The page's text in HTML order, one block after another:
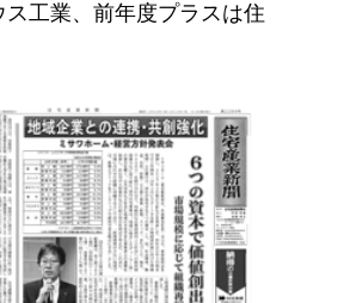
ス工業、前年度プラスは住